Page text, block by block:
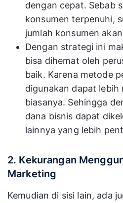
dengan cepat. Sebab
konsumen terpenuhi,
jumlah konsumen
Dengan strategi ini
bisa dihemat oleh
baik. Karena metode
digunakan dapat lebih
biasanya. Sehingga
dana bisnis dapat
lainnya yang lebih
2. Kekurangan
Marketing
Kemudian di sisi lain, ada